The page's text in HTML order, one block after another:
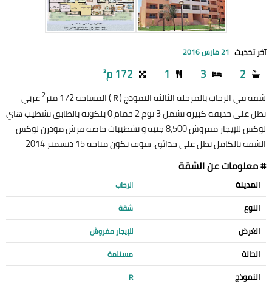
آخر تحديث 21 مارس 2016
2
3
1 172 م²
شقة في الرحاب بالمرحلة الثالثة النموذج (R) المساحة 172 متر 2غربي
تطل على حديقة كبيرة تشمل 3 نوم 2 حمام 0 بلكونة بالطابق تشطيب هاي
لوكس للإيجار مفروش 8,500 جنيه و تشطيبات خاصة فرش مودرن لوكس
الشقة بالكامل تطل على حدائق. سوف نكون متاحة 15 ديسمبر 2014
# معلومات عن الشقة
المدينة الرحاب
النوع شقة
الغرض للإيجار مفروش
الحالة مستلمة
النموذج R